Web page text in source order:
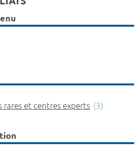
rares et centres experts (3)